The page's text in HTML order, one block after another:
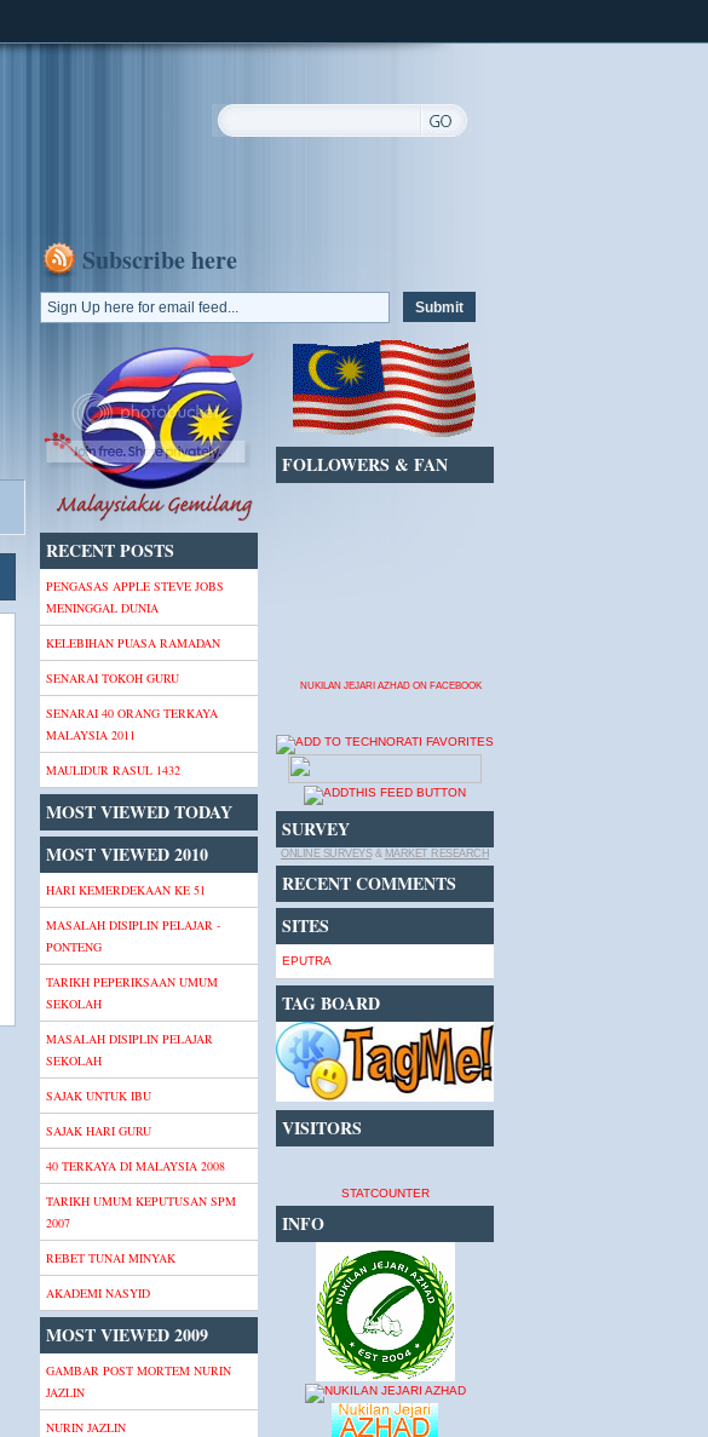
Subscribe here
RECENT POSTS
PENGASAS APPLE STEVE JOBS
MENINGGAL DUNIA
KELEBIHAN PUASA RAMADAN
SENARAI TOKOH GURU
SENARAI 40 ORANG TERKAYA
MALAYSIA 2011
MAULIDUR RASUL 1432
MOST VIEWED TODAY
MOST VIEWED 2010
HARI KEMERDEKAAN KE 51
MASALAH DISIPLIN PELAJAR -
PONTENG
TARIKH PEPERIKSAAN UMUM
SEKOLAH
MASALAH DISIPLIN PELAJAR
SEKOLAH
SAJAK UNTUK IBU
SAJAK HARI GURU
40 TERKAYA DI MALAYSIA 2008
TARIKH UMUM KEPUTUSAN SPM
2007
REBET TUNAI MINYAK
AKADEMI NASYID
MOST VIEWED 2009
GAMBAR POST MORTEM NURIN
JAZLIN
NURIN JAZLIN
FOLLOWERS & FAN
NUKILAN JEJARI AZHAD ON FACEBOOK
SURVEY
ONLINE SURVEYS& MARKET RESEARCH
RECENT COMMENTS
SITES
EPUTRA
TAG BOARD
VISITORS
STATCOUNTER
INFO